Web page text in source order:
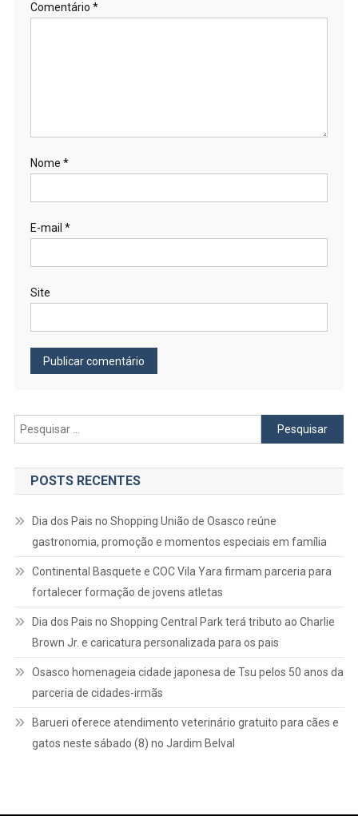
Comentário *
Nome *
E-mail *
Site
Pesquisar
por:
POSTS RECENTES
Dia dos Pais no Shopping União de Osasco reúne
gastronomia, promoção e momentos especiais em família
Continental Basquete e COC Vila Yara firmam parceria para
fortalecer formação de jovens atletas
Dia dos Pais no Shopping Central Park terá tributo ao Charlie
Brown Jr. e caricatura personalizada para os pais
Osasco homenageia cidade japonesa de Tsu pelos 50 anos da
parceria de cidades-irmãs
Barueri oferece atendimento veterinário gratuito para cães e
gatos neste sábado (8) no Jardim Belval